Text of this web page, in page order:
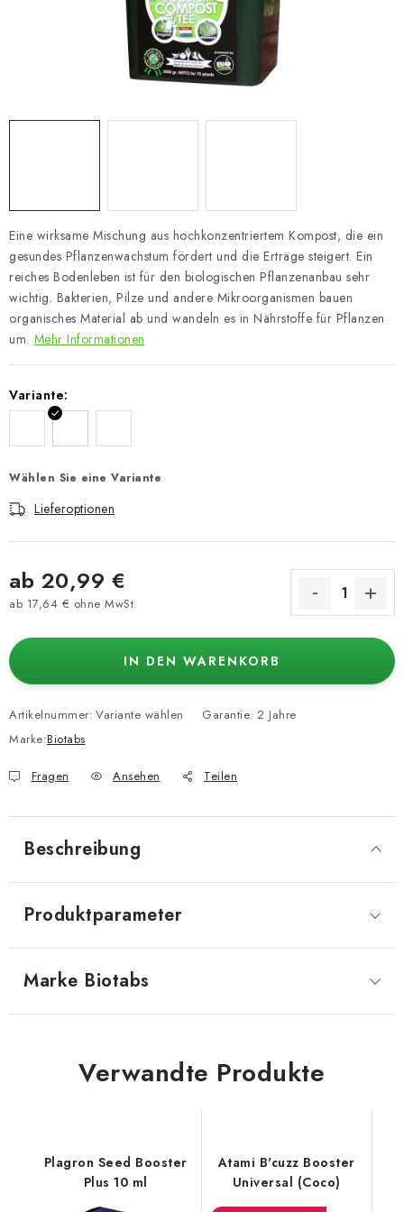
Eine wirksame Mischung aus hochkonzentriertem Kompost, die ein
gesundes Pflanzenwachstum fördert und die Erträge steigert. Ein
reiches Bodenleben ist für den biologischen Pflanzenanbau sehr
wichtig. Bakterien, Pilze und andere Mikroorganismen bauen
organisches Material ab und wandeln es in Nährstoffe für Pflanzen
um. Mehr Informationen
Variante:
Wählen Sie eine Variante
Lieferoptionen
ab 20,99 €
ab 17,64 € ohne MwSt.
IN DEN WARENKORB
Artikelnummer: Variante wählen
Marke:Biotabs
Garantie: 2 Jahre
Fragen Ansehen Teilen
Beschreibung
Produktparameter
Marke Biotabs
Verwandte Produkte
Plagron Seed Booster
Plus 10 ml
Atami B'cuzz Booster
Universal (Coco)